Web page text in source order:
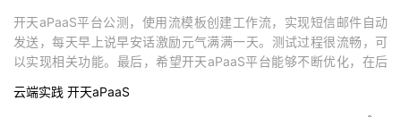
作战】
开天aPaaS平台公测，使用流模板创建工作流，实现短信邮件自动
发送，每天早上说早安话激励元气满满一天。测试过程很流畅，可
以实现相关功能。最后，希望开天aPaaS平台能够不断优化，在后
云端实践 开天aPaaS